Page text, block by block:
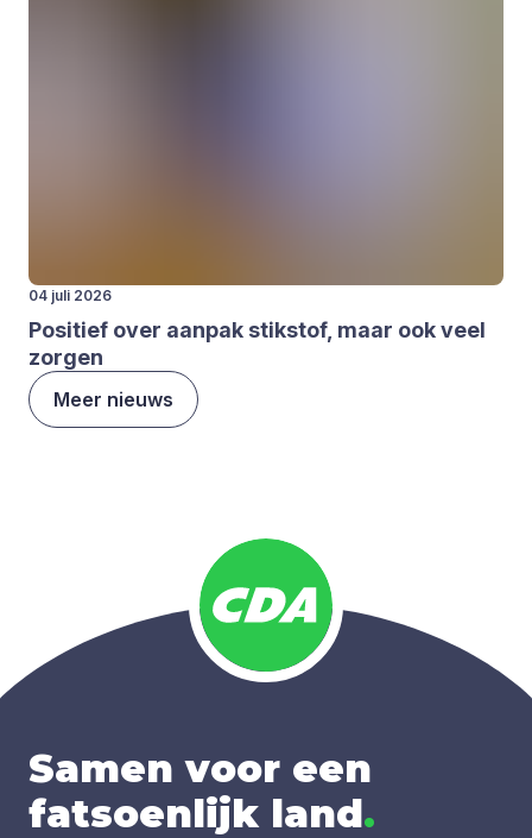
04 juli 2026
Posi­tief over aan­pak stik­stof, maar ook veel
zor­gen
Meer nieuws
Samen voor een
fatsoenlijk land.